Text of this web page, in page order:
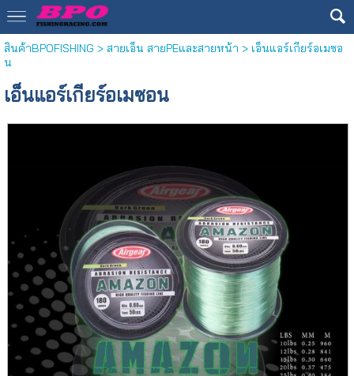
สินค้าBPOFISHING > สายเอ็น สายPEและสายหน้า > เอ็นแอร์เกียร์อเมซอ
น
เอ็นแอร์เกียร์อเมซอน